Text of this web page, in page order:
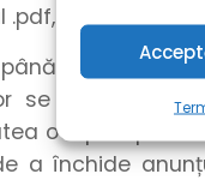
utilizați unelte
la
se realizează
ocupării
a închide